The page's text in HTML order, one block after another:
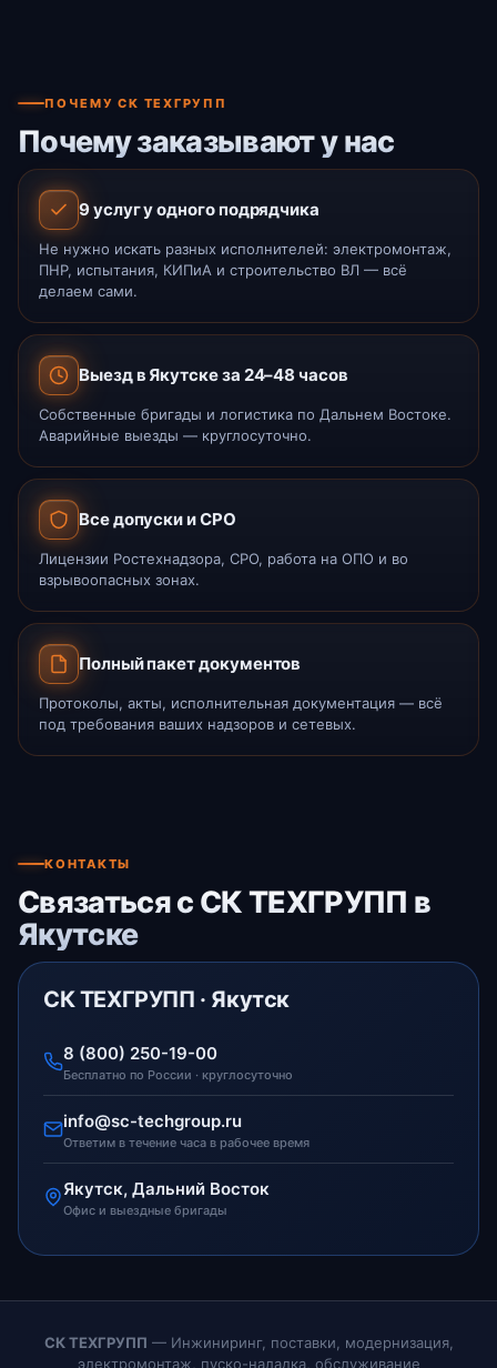
ПОЧЕМУ СК ТЕХГРУПП
Почему заказывают у нас
9 услуг у одного подрядчика
Не нужно искать разных исполнителей: электромонтаж,
ПНР, испытания, КИПиА и строительство ВЛ — всё
делаем сами.
Выезд в Якутске за 24–48 часов
Собственные бригады и логистика по Дальнем Востоке.
Аварийные выезды — круглосуточно.
Все допуски и СРО
Лицензии Ростехнадзора, СРО, работа на ОПО и во
взрывоопасных зонах.
Полный пакет документов
Протоколы, акты, исполнительная документация — всё
под требования ваших надзоров и сетевых.
КОНТАКТЫ
Связаться с СК ТЕХГРУПП в
Якутске
СК ТЕХГРУПП · Якутск
8 (800) 250-19-00
Бесплатно по России · круглосуточно
info@sc-techgroup.ru
Ответим в течение часа в рабочее время
Якутск, Дальний Восток
Офис и выездные бригады
СК ТЕХГРУПП — Инжиниринг, поставки, модернизация,
электромонтаж, пуско-наладка, обслуживание